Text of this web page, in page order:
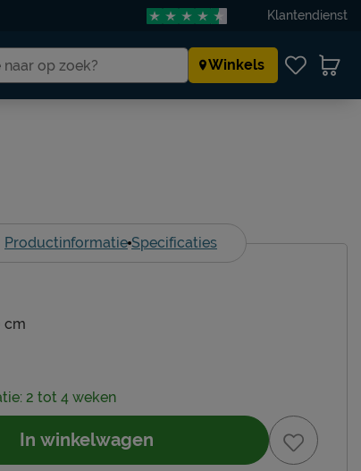
Klantendienst
Winkels
Productinformatie Specificaties
cm
2 tot 4 weken
In winkelwagen